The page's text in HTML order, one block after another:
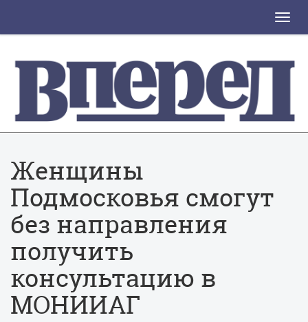
Toggle
Женщины
Подмосковья смогут
без направления
получить
консультацию в
МОНИИАГ